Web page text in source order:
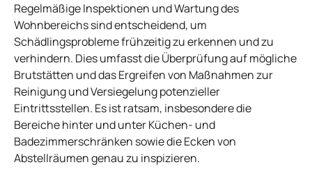
Regelmäßige Inspektionen und Wartung des
Wohnbereichs sind entscheidend, um
Schädlingsprobleme frühzeitig zu erkennen und zu
verhindern. Dies umfasst die Überprüfung auf mögliche
Brutstätten und das Ergreifen von Maßnahmen zur
Reinigung und Versiegelung potenzieller
Eintrittsstellen. Es ist ratsam, insbesondere die
Bereiche hinter und unter Küchen- und
Badezimmerschränken sowie die Ecken von
Abstellräumen genau zu inspizieren.